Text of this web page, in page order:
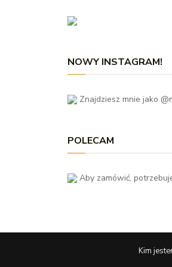
NOWY INSTAGRAM!
Znajdziesz mnie jako
POLECAM
Aby zamówić,
Kim